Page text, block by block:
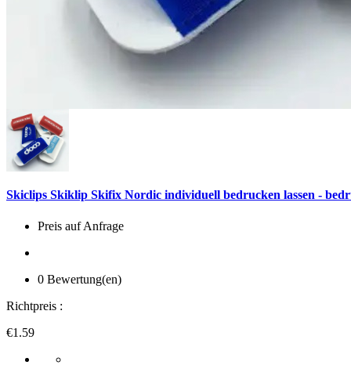
Skiclips Skiklip Skifix Nordic individuell bedrucken lassen -
Preis auf Anfrage
0 Bewertung(en)
Richtpreis :
€1.59